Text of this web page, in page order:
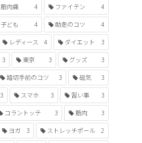
筋肉痛 4 ファイテン 4
子ども 4 助走のコツ 4
レディース 4 ダイエット 3
3 東京 3 グッズ 3
踏切手前のコツ 3 磁気 3
3 スマホ 3 習い事 3
コラントッテ 3 筋肉 3
ヨガ 3 ストレッチポール 2